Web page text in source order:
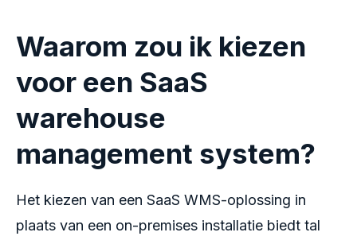
Waarom zou ik kiezen
voor een SaaS
warehouse
management system?
Het kiezen van een SaaS WMS-oplossing in
plaats van een on-premises installatie biedt tal